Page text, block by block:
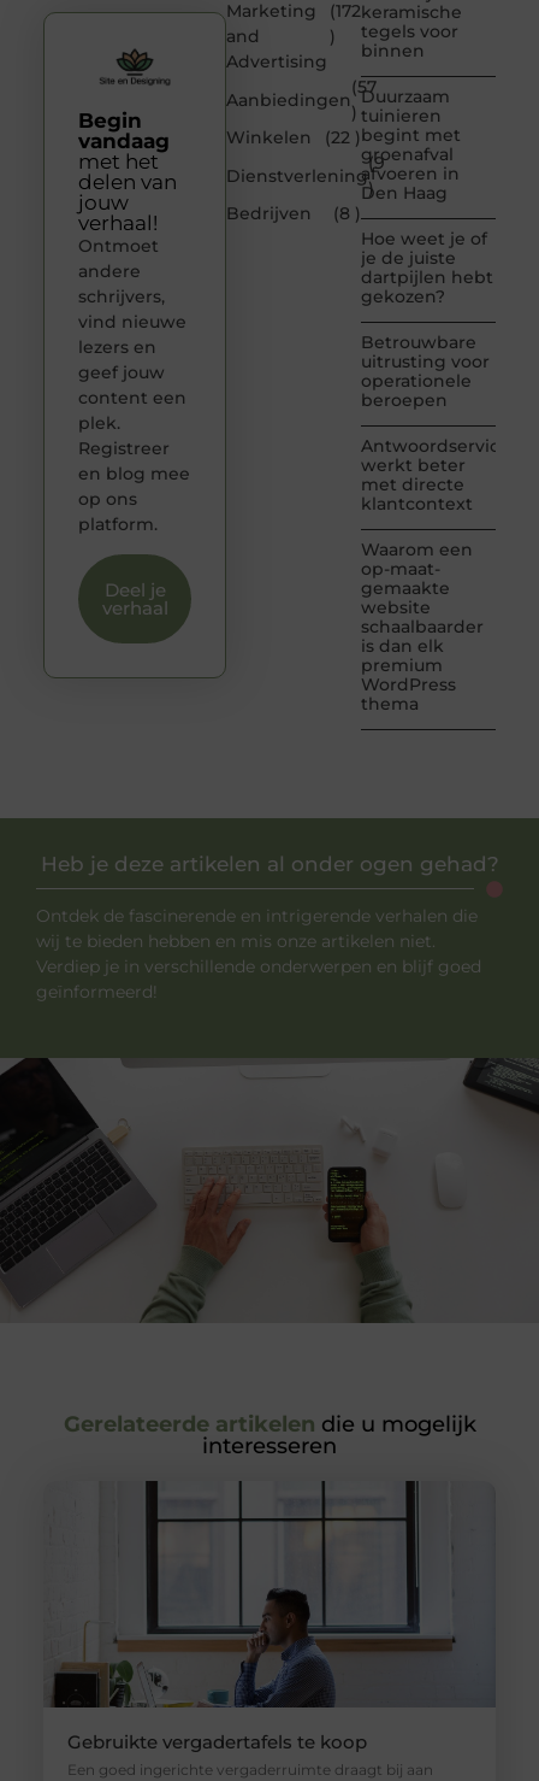
Marketing
and
Advertising
(172
)
Aanbiedingen
(57
)
Winkelen
(22 )
Dienstverlening
(9
)
Bedrijven
(8 )
keramische
tegels voor
binnen
Duurzaam
tuinieren
begint met
groenafval
afvoeren in
Den Haag
Hoe weet je of
je de juiste
dartpijlen hebt
gekozen?
Betrouwbare
uitrusting voor
operationele
beroepen
Antwoordservice
werkt beter
met directe
klantcontext
Waarom een
op-maat-
gemaakte
website
schaalbaarder
is dan elk
premium
WordPress
thema
Begin
vandaag
met het
delen van
jouw
verhaal!
Ontmoet
andere
schrijvers,
vind nieuwe
lezers en
geef jouw
content een
plek.
Registreer
en blog mee
op ons
platform.
Deel je
verhaal
Heb je deze artikelen al onder ogen gehad?
Ontdek de fascinerende en intrigerende verhalen die
wij te bieden hebben en mis onze artikelen niet.
Verdiep je in verschillende onderwerpen en blijf goed
geïnformeerd!
Gerelateerde artikelen die u mogelijk
interesseren
Gebruikte vergadertafels te koop
Een goed ingerichte vergaderruimte draagt bij aan